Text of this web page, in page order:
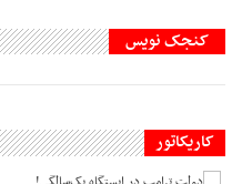
کنجک نویس
کاریکاتور